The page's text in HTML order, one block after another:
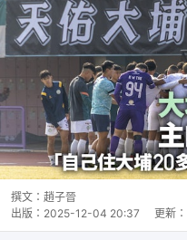
撰文： 趙子晉
出版： 2025-12-04 20:37 更新：